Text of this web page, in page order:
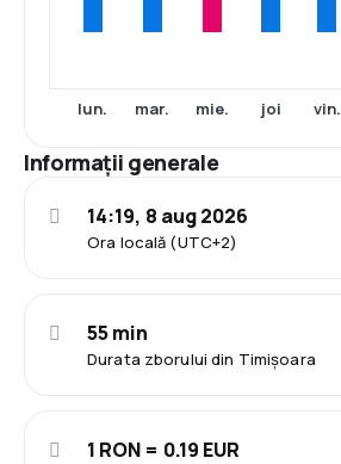
lun. mar. mie. joi vin.
Informații generale
Ora locală (UTC+2)
14:19, 8 aug 2026
Durata zborului din Timișoara
55 min
1 RON = 0.19 EUR